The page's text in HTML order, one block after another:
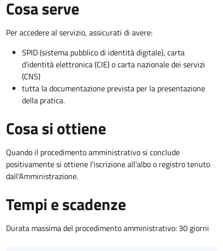
Cosa serve
Per accedere al servizio, assicurati di avere:
SPID (sistema pubblico di identità digitale), carta
d’identità elettronica (CIE) o carta nazionale dei servizi
(CNS)
tutta la documentazione prevista per la presentazione
della pratica.
Cosa si ottiene
Quando il procedimento amministrativo si conclude
positivamente si ottiene l'iscrizione all'albo o registro tenuto
dall'Amministrazione.
Tempi e scadenze
Durata massima del procedimento amministrativo: 30 giorni